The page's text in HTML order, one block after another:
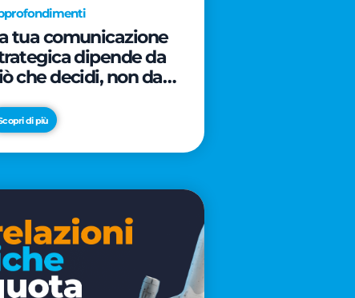
tua comunicazione
dipende da
che decidi, non da
di più